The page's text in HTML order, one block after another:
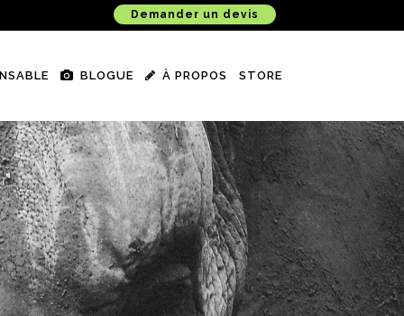
Demander un devis
BLOGUE À PROPOS STORE